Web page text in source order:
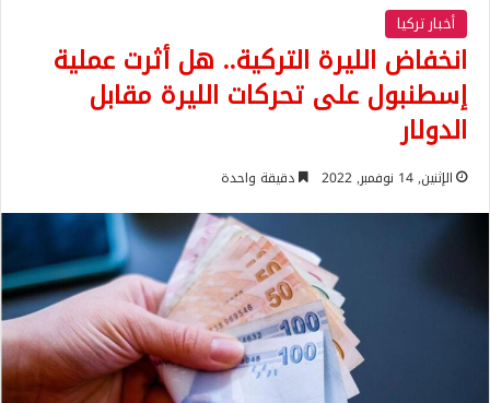
أخبار تركيا
انخفاض الليرة التركية.. هل أثرت عملية
إسطنبول على تحركات الليرة مقابل
الدولار
الإثنين, 14 نوفمبر, 2022 دقيقة واحدة